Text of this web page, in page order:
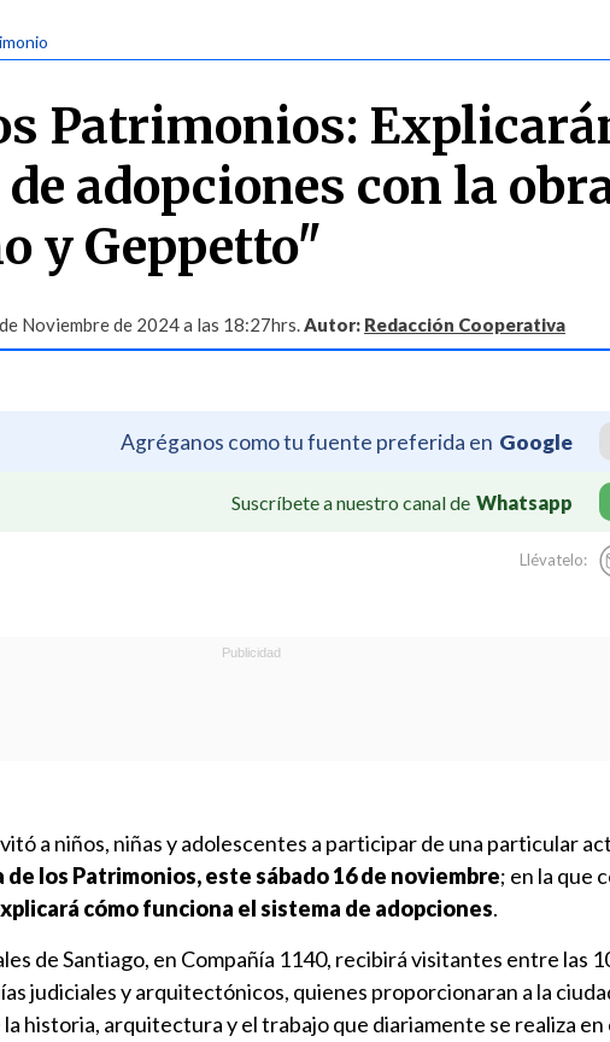
Patrimonios:
adopciones con la
y Geppetto"
Noviembre de 2024 a las 18:27hrs.Autor: Redacción Cooperativa
Agréganos como tu fuente preferida en Google
Suscríbete a nuestro canal de Whatsapp
Llévatelo:
a niños, niñas y adolescentes a participar de una particular
de los Patrimonios, este sábado 16 de noviembre; en la que
cómo funciona el sistema de adopciones.
de Santiago, en Compañía 1140, recibirá visitantes entre las
judiciales y arquitectónicos, quienes proporcionaran a la
historia, arquitectura y el trabajo que diariamente se realiza en